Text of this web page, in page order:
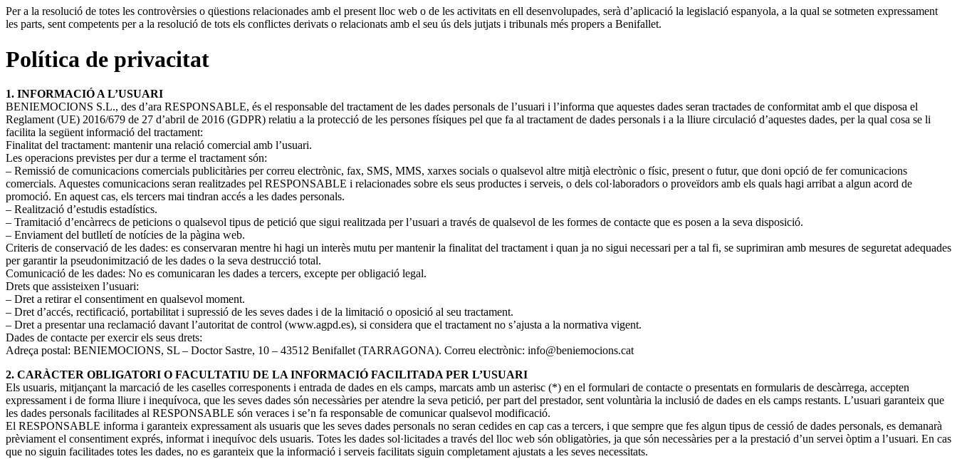
Per a la resolució de totes les controvèrsies o qüestions relacionades amb el present lloc web o de les activitats en ell desenvolupades, serà d’aplicació la legislació espanyola, a la qual se sotmeten expressament
les parts, sent competents per a la resolució de tots els conflictes derivats o relacionats amb el seu ús dels jutjats i tribunals més propers a Benifallet.
Política de privacitat
1. INFORMACIÓ A L’USUARI
BENIEMOCIONS S.L., des d’ara RESPONSABLE, és el responsable del tractament de les dades personals de l’usuari i l’informa que aquestes dades seran tractades de conformitat amb el que disposa el
Reglament (UE) 2016/679 de 27 d’abril de 2016 (GDPR) relatiu a la protecció de les persones físiques pel que fa al tractament de dades personals i a la lliure circulació d’aquestes dades, per la qual cosa se li
facilita la següent informació del tractament:
Finalitat del tractament: mantenir una relació comercial amb l’usuari.
Les operacions previstes per dur a terme el tractament són:
– Remissió de comunicacions comercials publicitàries per correu electrònic, fax, SMS, MMS, xarxes socials o qualsevol altre mitjà electrònic o físic, present o futur, que doni opció de fer comunicacions
comercials. Aquestes comunicacions seran realitzades pel RESPONSABLE i relacionades sobre els seus productes i serveis, o dels col·laboradors o proveïdors amb els quals hagi arribat a algun acord de
promoció. En aquest cas, els tercers mai tindran accés a les dades personals.
– Realització d’estudis estadístics.
– Tramitació d’encàrrecs de peticions o qualsevol tipus de petició que sigui realitzada per l’usuari a través de qualsevol de les formes de contacte que es posen a la seva disposició.
– Enviament del butlletí de notícies de la pàgina web.
Criteris de conservació de les dades: es conservaran mentre hi hagi un interès mutu per mantenir la finalitat del tractament i quan ja no sigui necessari per a tal fi, se suprimiran amb mesures de seguretat adequades
per garantir la pseudonimització de les dades o la seva destrucció total.
Comunicació de les dades: No es comunicaran les dades a tercers, excepte per obligació legal.
Drets que assisteixen l’usuari:
– Dret a retirar el consentiment en qualsevol moment.
– Dret d’accés, rectificació, portabilitat i supressió de les seves dades i de la limitació o oposició al seu tractament.
– Dret a presentar una reclamació davant l’autoritat de control (www.agpd.es), si considera que el tractament no s’ajusta a la normativa vigent.
Dades de contacte per exercir els seus drets:
Adreça postal: BENIEMOCIONS, SL – Doctor Sastre, 10 – 43512 Benifallet (TARRAGONA). Correu electrònic: info@beniemocions.cat
2. CARÀCTER OBLIGATORI O FACULTATIU DE LA INFORMACIÓ FACILITADA PER L’USUARI
Els usuaris, mitjançant la marcació de les caselles corresponents i entrada de dades en els camps, marcats amb un asterisc (*) en el formulari de contacte o presentats en formularis de descàrrega, accepten
expressament i de forma lliure i inequívoca, que les seves dades són necessàries per atendre la seva petició, per part del prestador, sent voluntària la inclusió de dades en els camps restants. L’usuari garanteix que
les dades personals facilitades al RESPONSABLE són veraces i se’n fa responsable de comunicar qualsevol modificació.
El RESPONSABLE informa i garanteix expressament als usuaris que les seves dades personals no seran cedides en cap cas a tercers, i que sempre que fes algun tipus de cessió de dades personals, es demanarà
prèviament el consentiment exprés, informat i inequívoc dels usuaris. Totes les dades sol·licitades a través del lloc web són obligatòries, ja que són necessàries per a la prestació d’un servei òptim a l’usuari. En cas
que no siguin facilitades totes les dades, no es garanteix que la informació i serveis facilitats siguin completament ajustats a les seves necessitats.